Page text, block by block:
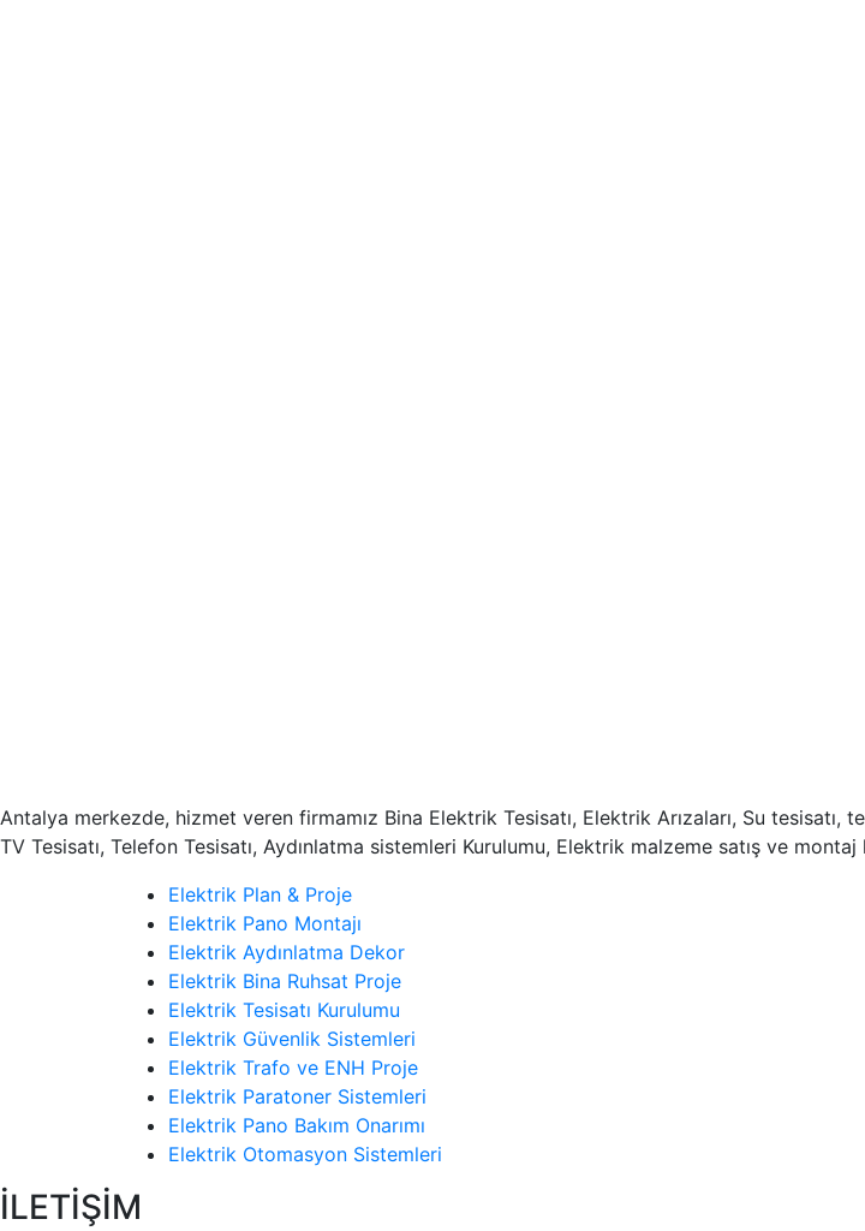
Antalya merkezde, hizmet veren firmamız Bina Elektrik Tesisatı, Elektrik Arızaları, Su tesisatı,
TV Tesisatı, Telefon Tesisatı, Aydınlatma sistemleri Kurulumu, Elektrik malzeme satış ve
Elektrik Plan & Proje
Elektrik Pano Montajı
Elektrik Aydınlatma Dekor
Elektrik Bina Ruhsat Proje
Elektrik Tesisatı Kurulumu
Elektrik Güvenlik Sistemleri
Elektrik Trafo ve ENH Proje
Elektrik Paratoner Sistemleri
Elektrik Pano Bakım Onarımı
Elektrik Otomasyon Sistemleri
İLETİŞİM